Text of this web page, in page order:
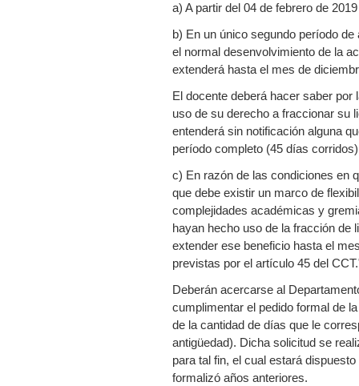
a) A partir del 04 de febrero de
b) En un único segundo período
el normal desenvolvimiento de la
extenderá hasta el mes de
El docente deberá hacer saber
uso de su derecho a fraccionar su
entenderá sin notificación alguna
período completo (45 días
c) En razón de las condiciones en
que debe existir un marco de
complejidades académicas y
hayan hecho uso de la fracción de
extender ese beneficio hasta el
previstas por el artículo 45 del
Deberán acercarse al
cumplimentar el pedido formal de
de la cantidad de días que le
antigüedad). Dicha solicitud se
para tal fin, el cual estará
formalizó años anteriores.